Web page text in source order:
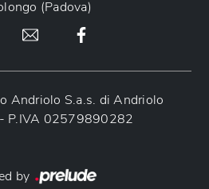
(Padova)
Andriolo S.a.s. di Andriolo
- P.IVA 02579890282
by